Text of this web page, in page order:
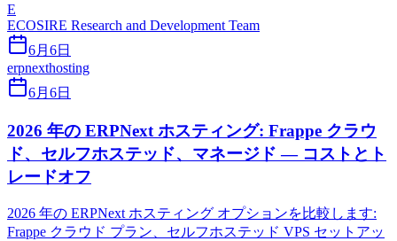
E
ECOSIRE Research and Development Team
6月6日
erpnexthosting
6月6日
2026 年の ERPNext ホスティング: Frappe クラウ
ド、セルフホステッド、マネージド — コストとト
レードオフ
2026 年の ERPNext ホスティング オプションを比較します:
Frappe クラウド プラン、セルフホステッド VPS セットアッ